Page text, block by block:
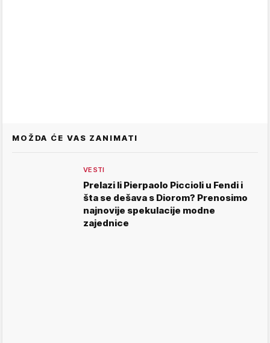
MOŽDA ĆE VAS ZANIMATI
VESTI
Prelazi li Pierpaolo Piccioli u Fendi i
šta se dešava s Diorom? Prenosimo
najnovije spekulacije modne
zajednice